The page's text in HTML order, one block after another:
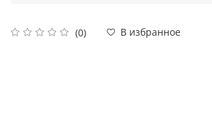
(0) В избранное